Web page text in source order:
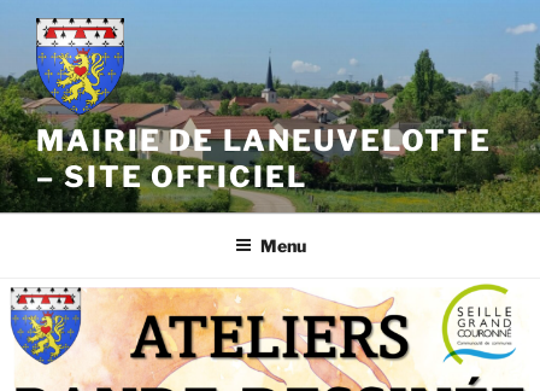
Aller
contenu
principal
MAIRIE DE LANEUVELOTTE
– SITE OFFICIEL
Menu